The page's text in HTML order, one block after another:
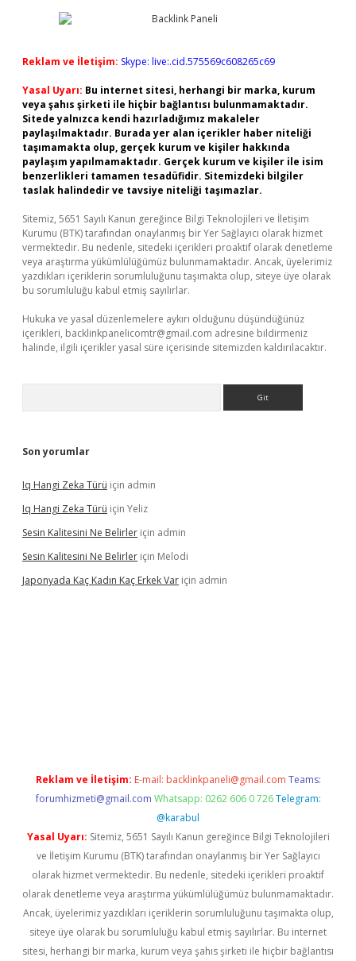
Reklam ve İletişim: Skype: live:.cid.575569c608265c69
Yasal Uyarı: Bu internet sitesi, herhangi bir marka, kurum
veya şahıs şirketi ile hiçbir bağlantısı bulunmamaktadır.
Sitede yalnızca kendi hazırladığımız makaleler
paylaşılmaktadır. Burada yer alan içerikler haber niteliği
taşımamakta olup, gerçek kurum ve kişiler hakkında
paylaşım yapılmamaktadır. Gerçek kurum ve kişiler ile isim
benzerlikleri tamamen tesadüfidir. Sitemizdeki bilgiler
taslak halindedir ve tavsiye niteliği taşımazlar.
Sitemiz, 5651 Sayılı Kanun gereğince Bilgi Teknolojileri ve İletişim
Kurumu (BTK) tarafından onaylanmış bir Yer Sağlayıcı olarak hizmet
vermektedir. Bu nedenle, sitedeki içerikleri proaktif olarak denetleme
veya araştırma yükümlülüğümüz bulunmamaktadır. Ancak, üyelerimiz
yazdıkları içeriklerin sorumluluğunu taşımakta olup, siteye üye olarak
bu sorumluluğu kabul etmiş sayılırlar.
Hukuka ve yasal düzenlemelere aykırı olduğunu düşündüğünüz
içerikleri, backlinkpanelicomtr@gmail.com adresine bildirmeniz
halinde, ilgili içerikler yasal süre içerisinde sitemizden kaldırılacaktır.
Son yorumlar
Iq Hangi Zeka Türü için admin
Iq Hangi Zeka Türü için Yeliz
Sesin Kalitesini Ne Belirler için admin
Sesin Kalitesini Ne Belirler için Melodi
Japonyada Kaç Kadın Kaç Erkek Var için admin
Reklam ve İletişim: E-mail: backlinkpaneli@gmail.com Teams:
forumhizmeti@gmail.com Whatsapp: 0262 606 0 726 Telegram:
@karabul
Yasal Uyarı: Sitemiz, 5651 Sayılı Kanun gereğince Bilgi Teknolojileri
ve İletişim Kurumu (BTK) tarafından onaylanmış bir Yer Sağlayıcı
olarak hizmet vermektedir. Bu nedenle, sitedeki içerikleri proaktif
olarak denetleme veya araştırma yükümlülüğümüz bulunmamaktadır.
Ancak, üyelerimiz yazdıkları içeriklerin sorumluluğunu taşımakta olup,
siteye üye olarak bu sorumluluğu kabul etmiş sayılırlar. Bu internet
sitesi, herhangi bir marka, kurum veya şahıs şirketi ile hiçbir bağlantısı